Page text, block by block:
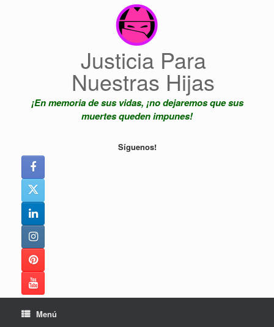
Justicia Para
Nuestras Hijas
¡En memoria de sus vidas, ¡no dejaremos que sus
muertes queden impunes!
Síguenos!
Menú